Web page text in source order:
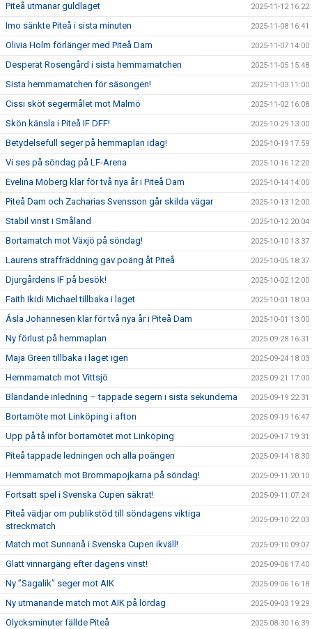
Piteå utmanar guldlaget 2025-11-12 16:22
Imo sänkte Piteå i sista minuten 2025-11-08 16:41
Olivia Holm förlänger med Piteå Dam 2025-11-07 14:00
Desperat Rosengård i sista hemmamatchen 2025-11-05 15:48
Sista hemmamatchen för säsongen! 2025-11-03 11:00
Cissi sköt segermålet mot Malmö 2025-11-02 16:08
Skön känsla i Piteå IF DFF! 2025-10-29 13:00
Betydelsefull seger på hemmaplan idag! 2025-10-19 17:59
Vi ses på söndag på LF-Arena 2025-10-16 12:20
Evelina Moberg klar för två nya år i Piteå Dam 2025-10-14 14:00
Piteå Dam och Zacharias Svensson går skilda vägar 2025-10-13 12:00
Stabil vinst i Småland 2025-10-12 20:04
Bortamatch mot Växjö på söndag! 2025-10-10 13:37
Laurens straffräddning gav poäng åt Piteå 2025-10-05 18:37
Djurgårdens IF på besök! 2025-10-02 12:00
Faith Ikidi Michael tillbaka i laget 2025-10-01 18:03
Ásla Johannesen klar för två nya år i Piteå Dam 2025-10-01 13:00
Ny förlust på hemmaplan 2025-09-28 16:31
Maja Green tillbaka i laget igen 2025-09-24 18:03
Hemmamatch mot Vittsjö 2025-09-21 17:00
Bländande inledning – tappade segern i sista sekunderna 2025-09-19 22:31
Bortamöte mot Linköping i afton 2025-09-19 16:47
Upp på tå inför bortamötet mot Linköping 2025-09-17 19:31
Piteå tappade ledningen och alla poängen 2025-09-14 18:30
Hemmamatch mot Brommapojkarna på söndag! 2025-09-11 20:10
Fortsatt spel i Svenska Cupen säkrat! 2025-09-11 07:24
Piteå vädjar om publikstöd till söndagens viktiga
streckmatch
2025-09-10 22:03
Match mot Sunnanå i Svenska Cupen ikväll! 2025-09-10 09:07
Glatt vinnargäng efter dagens vinst! 2025-09-06 17:40
Ny ”Sagalik” seger mot AIK 2025-09-06 16:18
Ny utmanande match mot AIK på lördag 2025-09-03 19:29
Olycksminuter fällde Piteå 2025-08-30 16:39